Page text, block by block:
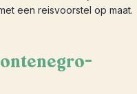
een reisvoorstel op maat.